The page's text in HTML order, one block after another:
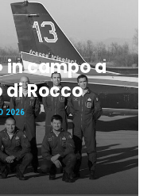
in campo a
di Rocco
2026